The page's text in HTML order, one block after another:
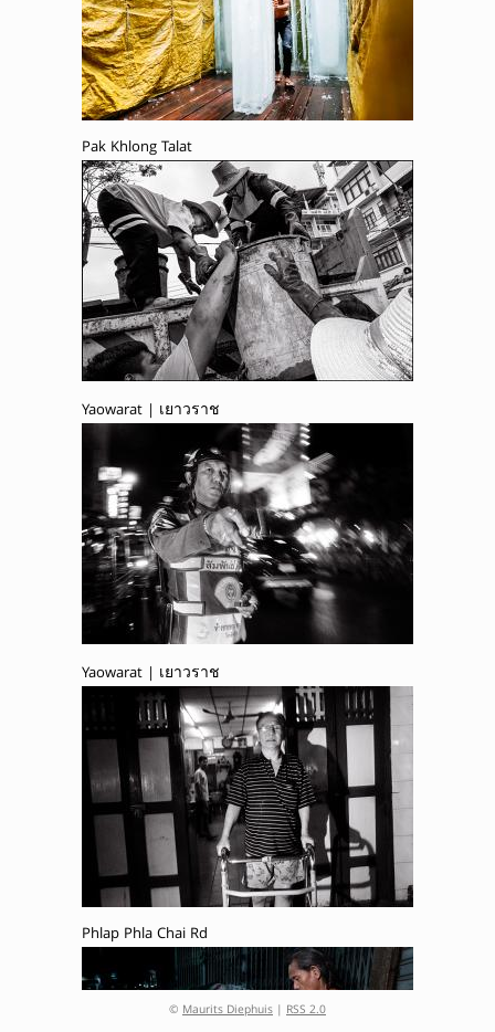
Pak Khlong Talat
Yaowarat | เยาวราช
Yaowarat | เยาวราช
Phlap Phla Chai Rd
© Maurits Diephuis | RSS 2.0